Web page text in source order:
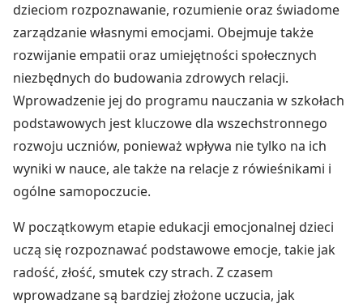
dzieciom rozpoznawanie, rozumienie oraz świadome
zarządzanie własnymi emocjami. Obejmuje także
rozwijanie empatii oraz umiejętności społecznych
niezbędnych do budowania zdrowych relacji.
Wprowadzenie jej do programu nauczania w szkołach
podstawowych jest kluczowe dla wszechstronnego
rozwoju uczniów, ponieważ wpływa nie tylko na ich
wyniki w nauce, ale także na relacje z rówieśnikami i
ogólne samopoczucie.
W początkowym etapie edukacji emocjonalnej dzieci
uczą się rozpoznawać podstawowe emocje, takie jak
radość, złość, smutek czy strach. Z czasem
wprowadzane są bardziej złożone uczucia, jak